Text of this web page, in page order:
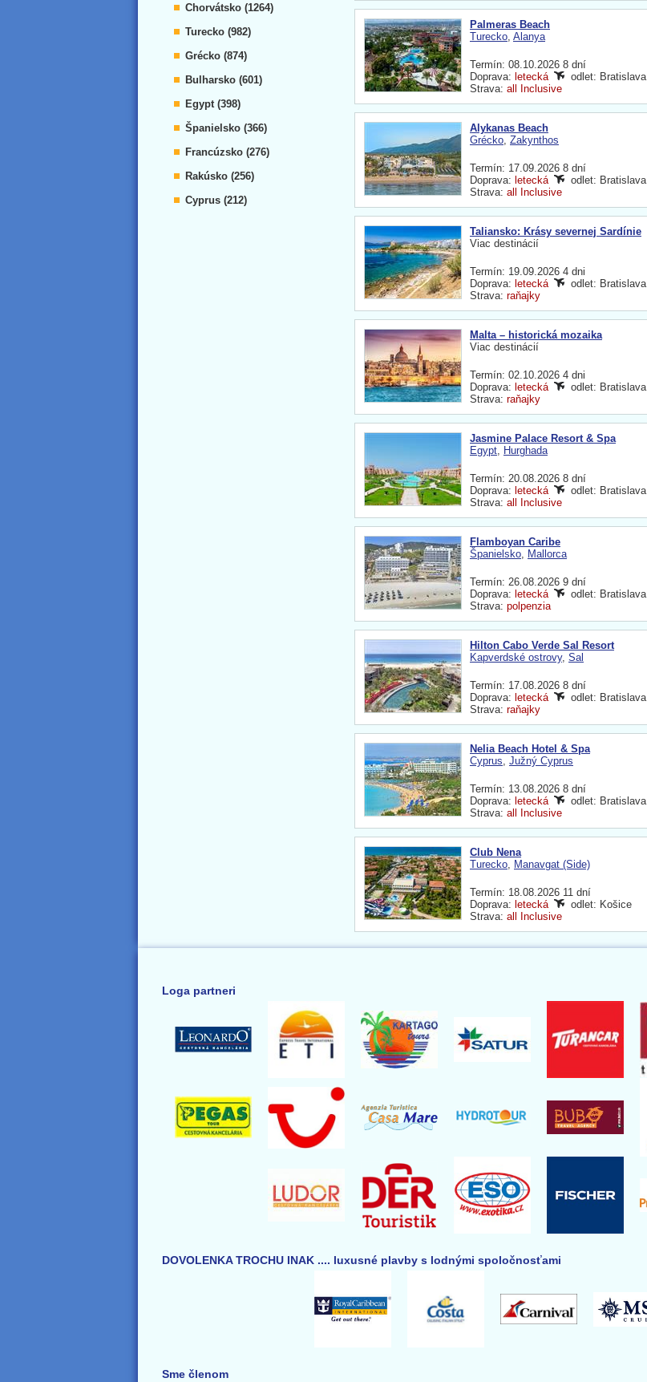
Palmeras Beach
Turecko, Alanya
Termín: 08.10.2026 8 dní
Doprava: letecká
odlet: Bratislava
Strava: all Inclusive
Alykanas Beach
Grécko, Zakynthos
Termín: 17.09.2026 8 dní
Doprava: letecká
odlet: Bratislava
Strava: all Inclusive
Taliansko: Krásy severnej Sardínie
Viac destinácií
Termín: 19.09.2026 4 dni
Doprava: letecká
odlet: Bratislava
Strava: raňajky
Malta – historická mozaika
Viac destinácií
Termín: 02.10.2026 4 dni
Doprava: letecká
odlet: Bratislava
Strava: raňajky
Jasmine Palace Resort & Spa
Egypt, Hurghada
Termín: 20.08.2026 8 dní
Doprava: letecká
odlet: Bratislava
Strava: all Inclusive
Flamboyan Caribe
Španielsko, Mallorca
Termín: 26.08.2026 9 dní
Doprava: letecká
odlet: Bratislava
Strava: polpenzia
Hilton Cabo Verde Sal Resort
Kapverdské ostrovy, Sal
Termín: 17.08.2026 8 dní
Doprava: letecká
odlet: Bratislava
Strava: raňajky
Nelia Beach Hotel & Spa
Cyprus, Južný Cyprus
Termín: 13.08.2026 8 dní
Doprava: letecká
odlet: Bratislava
Strava: all Inclusive
Club Nena
Turecko, Manavgat (Side)
Termín: 18.08.2026 11 dní
Doprava: letecká
odlet: Košice
Strava: all Inclusive
Chorvátsko (1264)
Turecko (982)
Grécko (874)
Bulharsko (601)
Egypt (398)
Španielsko (366)
Francúzsko (276)
Rakúsko (256)
Cyprus (212)
Loga partneri
DOVOLENKA TROCHU INAK .... luxusné plavby s lodnými spoločnosťami
Sme členom